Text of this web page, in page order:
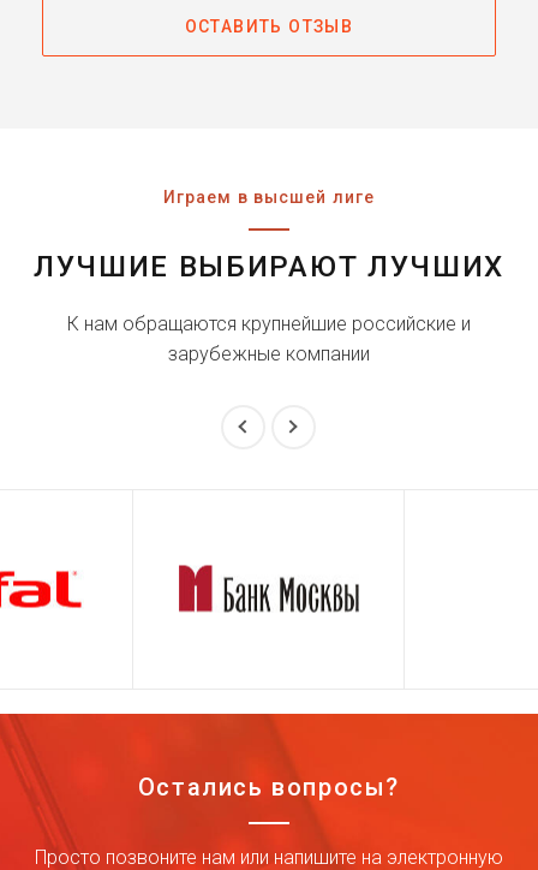
ОСТАВИТЬ ОТЗЫВ
Играем в высшей лиге
ЛУЧШИЕ ВЫБИРАЮТ ЛУЧШИХ
К нам обращаются крупнейшие российские и
зарубежные компании
Остались вопросы?
Просто позвоните нам или напишите на электронную